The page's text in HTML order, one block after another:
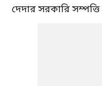
দেদার সরকারি